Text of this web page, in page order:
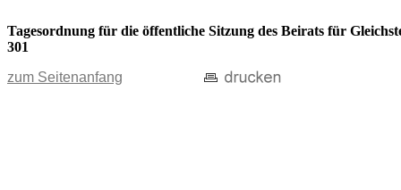
Tagesordnung für die öffentliche Sitzung des Beirats für
301
zum Seitenanfang